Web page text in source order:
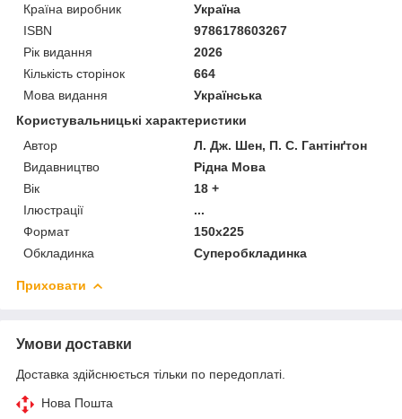
Країна виробник
Україна
ISBN
9786178603267
Рік видання
2026
Кількість сторінок
664
Мова видання
Українська
Користувальницькі характеристики
Автор
Л. Дж. Шен, П. С. Гантінґтон
Видавництво
Рідна Мова
Вік
18 +
Ілюстрації
...
Формат
150x225
Обкладинка
Суперобкладинка
Приховати
Умови доставки
Доставка здійснюється тільки по передоплаті.
Нова Пошта